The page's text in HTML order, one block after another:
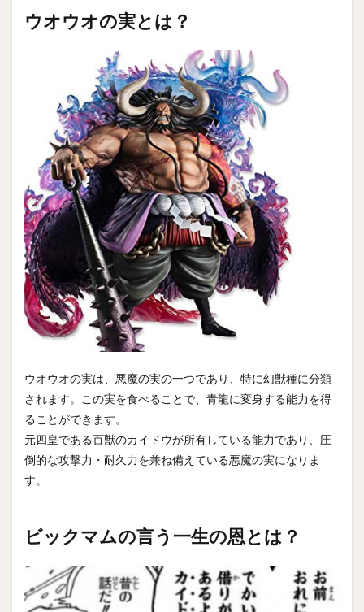
ウオウオの実とは？
ウオウオの実は、悪魔の実の一つであり、特に幻獣種に分類
されます。この実を食べることで、青龍に変身する能力を得
ることができます。
元四皇である百獣のカイドウが所有している能力であり、圧
倒的な攻撃力・耐久力を兼ね備えている悪魔の実になりま
す。
ビックマムの言う一生の恩とは？